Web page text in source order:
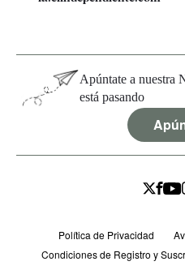
Apúntate a nuestra
está pasando
Política de Privacidad
Condiciones de Registro y